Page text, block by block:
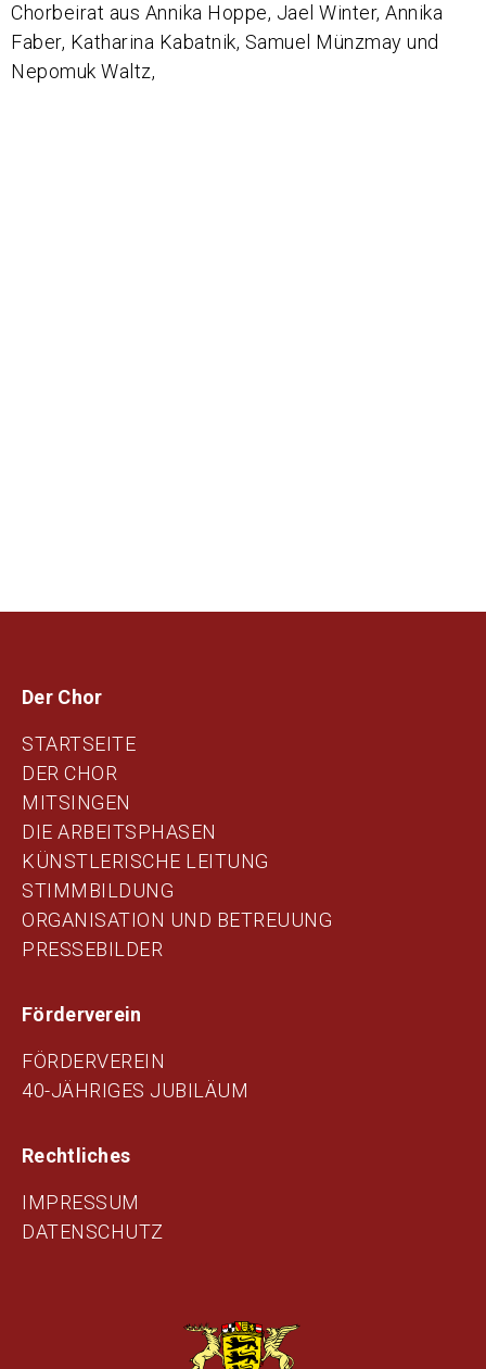
Chorbeirat aus Annika Hoppe, Jael Winter, Annika
Faber, Katharina Kabatnik, Samuel Münzmay und
Nepomuk Waltz,
Der Chor
STARTSEITE
DER CHOR
MITSINGEN
DIE ARBEITSPHASEN
KÜNSTLERISCHE LEITUNG
STIMMBILDUNG
ORGANISATION UND BETREUUNG
PRESSEBILDER
Förderverein
FÖRDERVEREIN
40-JÄHRIGES JUBILÄUM
Rechtliches
IMPRESSUM
DATENSCHUTZ